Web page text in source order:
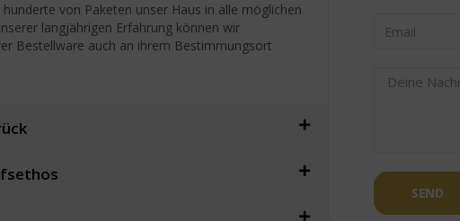
hunderte von Paketen unser Haus in alle möglichen
langjährigen Erfahrung können wir
Bestellware auch an ihrem Bestimmungsort
SEND